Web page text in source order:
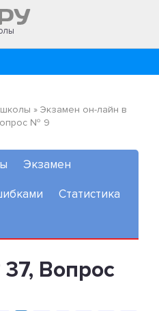
» Экзамен он-лайн в
№ 9
Экзамен
Статистика
Вопрос